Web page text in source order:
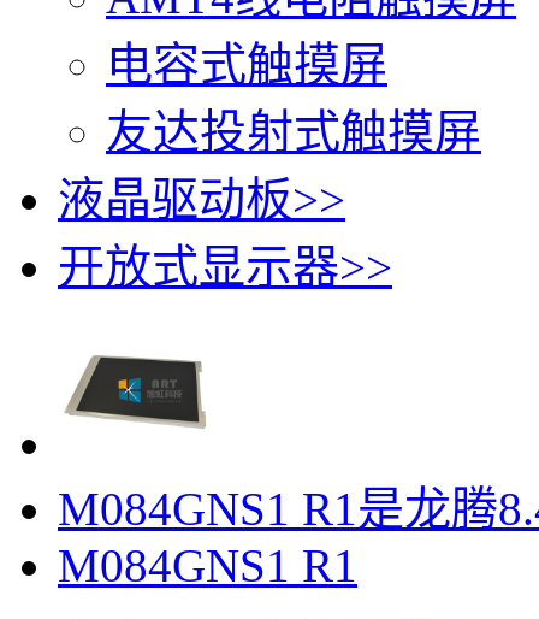
电容式触摸屏
友达投射式触摸屏
液晶驱动板>>
开放式显示器>>
M084GNS1 R1是龙腾
M084GNS1 R1